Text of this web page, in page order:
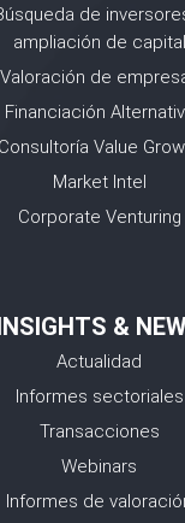
de
ampliación de capital
Valoración de
Financiación
Consultoría Value
Market Intel
Corporate Venturing
&
Actualidad
Informes sectoriales
Transacciones
Webinars
Informes de